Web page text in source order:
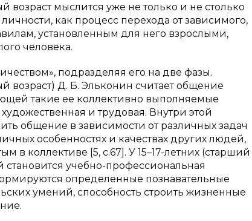
мыслится уже не только и не столько
как процесс перехода от зависимого,
установленным для него взрослыми,
человека.
подразделяя его на две фазы.
возраст) Д. Б. Эльконин считает общение
такие ее коллективно выполняемые
и трудовая. Внутри этой
общение в зависимости от различных задач
особенностях и качествах других людей,
в коллективе [5, с.67]. У 15–17-летних (старший
учебно-профессиональная
определенные познавательные
умений, способность строить жизненные